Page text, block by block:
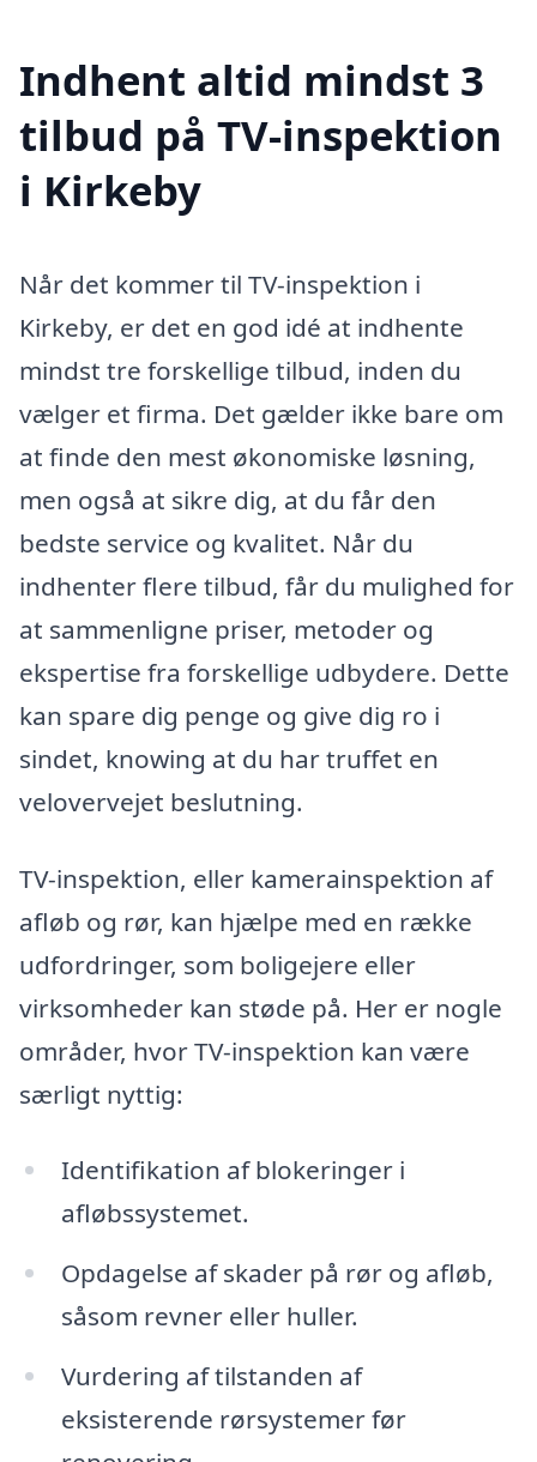
Indhent altid mindst 3
tilbud på TV-inspektion
i Kirkeby
Når det kommer til TV-inspektion i
Kirkeby, er det en god idé at indhente
mindst tre forskellige tilbud, inden du
vælger et firma. Det gælder ikke bare om
at finde den mest økonomiske løsning,
men også at sikre dig, at du får den
bedste service og kvalitet. Når du
indhenter flere tilbud, får du mulighed for
at sammenligne priser, metoder og
ekspertise fra forskellige udbydere. Dette
kan spare dig penge og give dig ro i
sindet, knowing at du har truffet en
velovervejet beslutning.
TV-inspektion, eller kamerainspektion af
afløb og rør, kan hjælpe med en række
udfordringer, som boligejere eller
virksomheder kan støde på. Her er nogle
områder, hvor TV-inspektion kan være
særligt nyttig:
Identifikation af blokeringer i
afløbssystemet.
Opdagelse af skader på rør og afløb,
såsom revner eller huller.
Vurdering af tilstanden af
eksisterende rørsystemer før